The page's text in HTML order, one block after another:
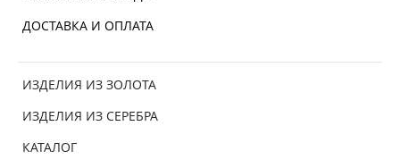
ДОСТАВКА И ОПЛАТА
ИЗДЕЛИЯ ИЗ ЗОЛОТА
ИЗДЕЛИЯ ИЗ СЕРЕБРА
КАТАЛОГ